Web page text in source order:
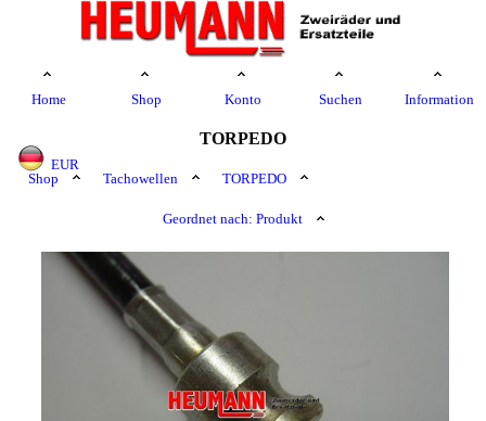
Home Shop Konto Suchen Information
EUR
TORPEDO
Shop Tachowellen TORPEDO
Geordnet nach: Produkt